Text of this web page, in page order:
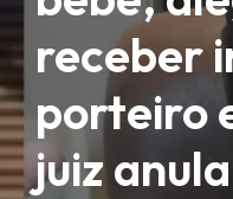
receber
porteiro
juiz